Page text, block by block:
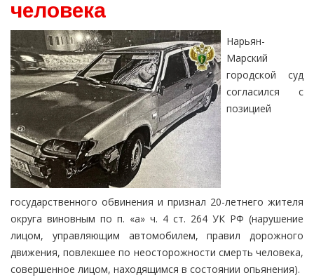
человека
Нарьян-
Марский
городской суд
согласился с
позицией
государственного обвинения и признал 20-летнего жителя
округа виновным по п. «а» ч. 4 ст. 264 УК РФ (нарушение
лицом, управляющим автомобилем, правил дорожного
движения, повлекшее по неосторожности смерть человека,
совершенное лицом, находящимся в состоянии опьянения).